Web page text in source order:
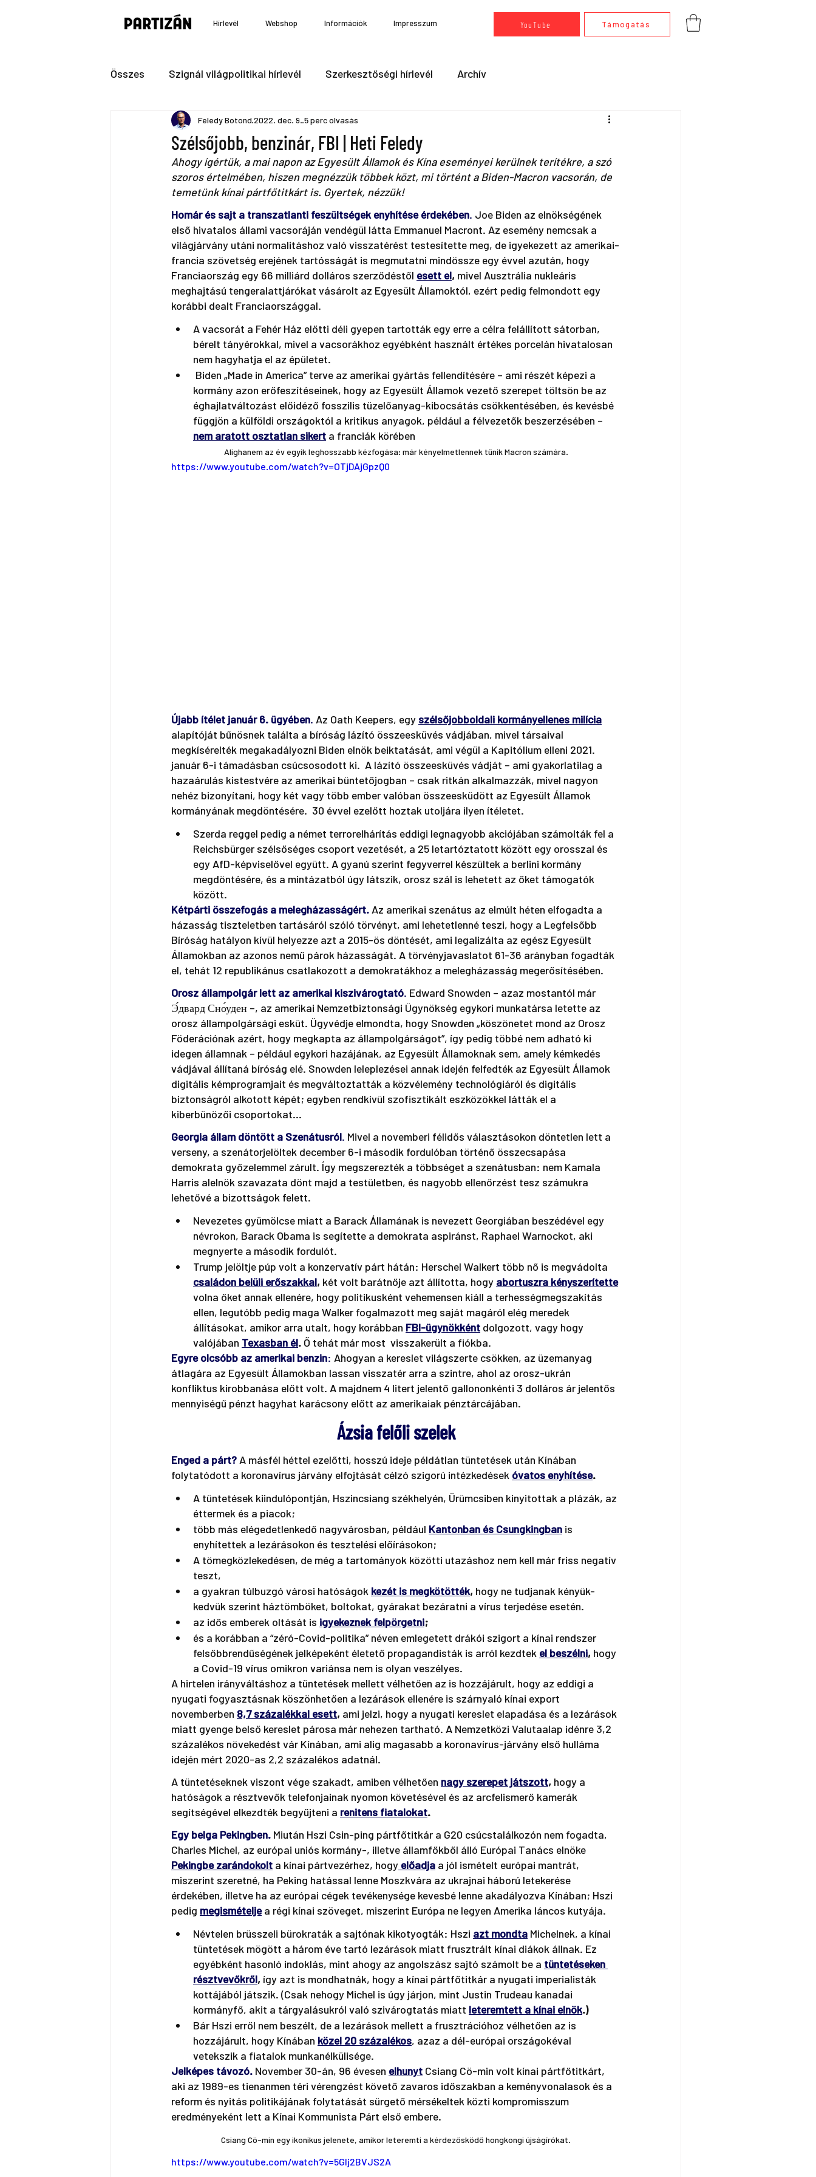
Hírlevél Webshop Információk Impresszum YouTube Támogatás
Összes Szignál világpolitikai hírlevél Szerkesztőségi hírlevél Archív
Szélsőjobb, benzinár, FBI | Heti Feledy
Feledy Botond 2022. dec. 9. 5 perc olvasás
Ahogy ígértük, a mai napon az Egyesült Államok és Kína eseményei kerülnek terítékre, a szó
szoros értelmében, hiszen megnézzük többek közt, mi történt a Biden-Macron vacsorán, de
temetünk kínai pártfőtitkárt is. Gyertek, nézzük!
Homár és sajt a transzatlanti feszültségek enyhítése érdekében. Joe Biden az elnökségének
első hivatalos állami vacsoráján vendégül látta Emmanuel Macront. Az esemény nemcsak a
világjárvány utáni normalitáshoz való visszatérést testesítette meg, de igyekezett az amerikai-
francia szövetség erejének tartósságát is megmutatni mindössze egy évvel azután, hogy
Franciaország egy 66 milliárd dolláros szerződéstől esett el, mivel Ausztrália nukleáris
meghajtású tengeralattjárókat vásárolt az Egyesült Államoktól, ezért pedig felmondott egy
korábbi dealt Franciaországgal.
A vacsorát a Fehér Ház előtti déli gyepen tartották egy erre a célra felállított sátorban,
bérelt tányérokkal, mivel a vacsorákhoz egyébként használt értékes porcelán hivatalosan
nem hagyhatja el az épületet.
kormány azon erőfeszítéseinek, hogy az Egyesült Államok vezető szerepet töltsön be az
éghajlatváltozást előidéző fosszilis tüzelőanyag-kibocsátás csökkentésében, és kevésbé
függjön a külföldi országoktól a kritikus anyagok, például a félvezetők beszerzésében –
nem aratott osztatlan sikert a franciák körében
Alighanem az év egyik leghosszabb kézfogása: már kényelmetlennek tűnik Macron számára.
https://www.youtube.com/watch?v=OTjDAjGpzQ0
Újabb ítélet január 6. ügyében. Az Oath Keepers, egy szélsőjobboldali kormányellenes milícia
alapítóját bűnösnek találta a bíróság lázító összeesküvés vádjában, mivel társaival
megkísérelték megakadályozni Biden elnök beiktatását, ami végül a Kapitólium elleni 2021.
január 6-i támadásban csúcsosodott ki.  A lázító összeesküvés vádját – ami gyakorlatilag a
hazaárulás kistestvére az amerikai büntetőjogban – csak ritkán alkalmazzák, mivel nagyon
nehéz bizonyítani, hogy két vagy több ember valóban összeesküdött az Egyesült Államok
kormányának megdöntésére.  30 évvel ezelőtt hoztak utoljára ilyen ítéletet.
Szerda reggel pedig a német terrorelhárítás eddigi legnagyobb akciójában számolták fel a
Reichsbürger szélsőséges csoport vezetését, a 25 letartóztatott között egy orosszal és
egy AfD-képviselővel együtt. A gyanú szerint fegyverrel készültek a berlini kormány
megdöntésére, és a mintázatból úgy látszik, orosz szál is lehetett az őket támogatók
között.
Kétpárti összefogás a melegházasságért. Az amerikai szenátus az elmúlt héten elfogadta a
házasság tiszteletben tartásáról szóló törvényt, ami lehetetlenné teszi, hogy a Legfelsőbb
Bíróság hatályon kívül helyezze azt a 2015-ös döntését, ami legalizálta az egész Egyesült
Államokban az azonos nemű párok házasságát. A törvényjavaslatot 61-36 arányban fogadták
el, tehát 12 republikánus csatlakozott a demokratákhoz a melegházasság megerősítésében.
Orosz állampolgár lett az amerikai kiszivárogtató. Edward Snowden – azaz mostantól már
Э́двард Сно́уден –, az amerikai Nemzetbiztonsági Ügynökség egykori munkatársa letette az
orosz állampolgársági esküt. Ügyvédje elmondta, hogy Snowden „köszönetet mond az Orosz
Föderációnak azért, hogy megkapta az állampolgárságot”, így pedig többé nem adható ki
idegen államnak – például egykori hazájának, az Egyesült Államoknak sem, amely kémkedés
vádjával állítaná bíróság elé. Snowden leleplezései annak idején felfedték az Egyesült Államok
digitális kémprogramjait és megváltoztatták a közvélemény technológiáról és digitális
biztonságról alkotott képét; egyben rendkívül szofisztikált eszközökkel látták el a
kiberbünözői csoportokat...
Georgia állam döntött a Szenátusról. Mivel a novemberi félidős választásokon döntetlen lett a
verseny, a szenátorjelöltek december 6-i második fordulóban történő összecsapása
demokrata győzelemmel zárult. Így megszerezték a többséget a szenátusban: nem Kamala
Harris alelnök szavazata dönt majd a testületben, és nagyobb ellenőrzést tesz számukra
lehetővé a bizottságok felett.
Nevezetes gyümölcse miatt a Barack Államának is nevezett Georgiában beszédével egy
névrokon, Barack Obama is segítette a demokrata aspiránst, Raphael Warnockot, aki
megnyerte a második fordulót.
Trump jelöltje púp volt a konzervatív párt hátán: Herschel Walkert több nő is megvádolta
családon belüli erőszakkal, két volt barátnője azt állította, hogy abortuszra kényszerítette
volna őket annak ellenére, hogy politikusként vehemensen kiáll a terhességmegszakítás
ellen, legutóbb pedig maga Walker fogalmazott meg saját magáról elég meredek
állításokat, amikor arra utalt, hogy korábban FBI-ügynökként dolgozott, vagy hogy
valójában Texasban él. Ő tehát már most  visszakerült a fiókba.
Egyre olcsóbb az amerikai benzin: Ahogyan a kereslet világszerte csökken, az üzemanyag
átlagára az Egyesült Államokban lassan visszatér arra a szintre, ahol az orosz-ukrán
konfliktus kirobbanása előtt volt. A majdnem 4 litert jelentő gallononkénti 3 dolláros ár jelentős
mennyiségű pénzt hagyhat karácsony előtt az amerikaiak pénztárcájában.
Ázsia felőli szelek
Enged a párt? A másfél héttel ezelőtti, hosszú ideje példátlan tüntetések után Kínában
folytatódott a koronavírus járvány elfojtását célzó szigorú intézkedések óvatos enyhítése.
A tüntetések kiindulópontján, Hszincsiang székhelyén, Ürümcsiben kinyitottak a plázák, az
éttermek és a piacok;
több más elégedetlenkedő nagyvárosban, például Kantonban és Csungkingban is
enyhítettek a lezárásokon és tesztelési előírásokon;
A tömegközlekedésen, de még a tartományok közötti utazáshoz nem kell már friss negatív
teszt,
a gyakran túlbuzgó városi hatóságok kezét is megkötötték, hogy ne tudjanak kényük-
kedvük szerint háztömböket, boltokat, gyárakat bezáratni a vírus terjedése esetén.
az idős emberek oltását is igyekeznek felpörgetni;
és a korábban a “zéró-Covid-politika” néven emlegetett drákói szigort a kínai rendszer
felsőbbrendűségének jelképeként életető propagandisták is arról kezdtek el beszélni, hogy
a Covid-19 vírus omikron variánsa nem is olyan veszélyes.
A hirtelen irányváltáshoz a tüntetések mellett vélhetően az is hozzájárult, hogy az eddigi a
nyugati fogyasztásnak köszönhetően a lezárások ellenére is szárnyaló kínai export
novemberben 8,7 százalékkal esett, ami jelzi, hogy a nyugati kereslet elapadása és a lezárások
miatt gyenge belső kereslet párosa már nehezen tartható. A Nemzetközi Valutaalap idénre 3,2
százalékos növekedést vár Kínában, ami alig magasabb a koronavírus-járvány első hulláma
idején mért 2020-as 2,2 százalékos adatnál.
A tüntetéseknek viszont vége szakadt, amiben vélhetően nagy szerepet játszott, hogy a
hatóságok a résztvevők telefonjainak nyomon követésével és az arcfelismerő kamerák
segítségével elkezdték begyűjteni a renitens fiatalokat.
Egy belga Pekingben. Miután Hszi Csin-ping pártfőtitkár a G20 csúcstalálkozón nem fogadta,
Charles Michel, az európai uniós kormány-, illetve államfőkből álló Európai Tanács elnöke
Pekingbe zarándokolt a kínai pártvezérhez, hogy előadja a jól ismételt európai mantrát,
miszerint szeretné, ha Peking hatással lenne Moszkvára az ukrajnai háború letekerése
érdekében, illetve ha az európai cégek tevékenysége kevesbé lenne akadályozva Kínában; Hszi
pedig megismételje a régi kínai szöveget, miszerint Európa ne legyen Amerika láncos kutyája.
Névtelen brüsszeli bürokraták a sajtónak kikotyogták: Hszi azt mondta Michelnek, a kínai
tüntetések mögött a három éve tartó lezárások miatt frusztrált kínai diákok állnak. Ez
egyébként hasonló indoklás, mint ahogy az angolszász sajtó számolt be a tüntetéseken
résztvevőkről, így azt is mondhatnák, hogy a kínai pártfőtitkár a nyugati imperialisták
kottájából játszik. (Csak nehogy Michel is úgy járjon, mint Justin Trudeau kanadai
kormányfő, akit a tárgyalásukról való szivárogtatás miatt leteremtett a kínai elnök.)
Bár Hszi erről nem beszélt, de a lezárások mellett a frusztrációhoz vélhetően az is
hozzájárult, hogy Kínában közel 20 százalékos, azaz a dél-európai országokéval
vetekszik a fiatalok munkanélkülisége.
Jelképes távozó. November 30-án, 96 évesen elhunyt Csiang Cö-min volt kínai pártfőtitkárt,
aki az 1989-es tienanmen téri vérengzést követő zavaros időszakban a keményvonalasok és a
reform és nyitás politikájának folytatását sürgető mérsékeltek közti kompromisszum
eredményeként lett a Kínai Kommunista Párt első embere.
Csiang Cö-min egy ikonikus jelenete, amikor leteremti a kérdezősködő hongkongi újságírókat.
https://www.youtube.com/watch?v=5GIj2BVJS2A